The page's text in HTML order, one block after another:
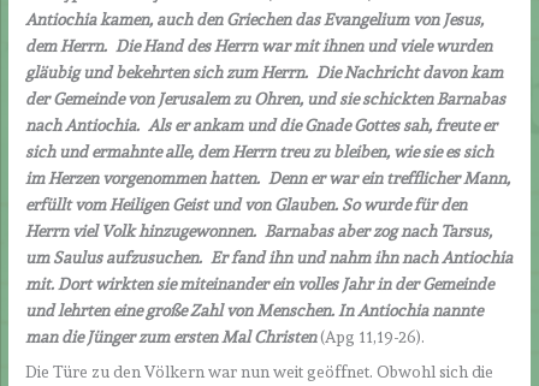
Antiochia kamen, auch den Griechen das Evangelium von Jesus,
dem Herrn. Die Hand des Herrn war mit ihnen und viele wurden
gläubig und bekehrten sich zum Herrn. Die Nachricht davon kam
der Gemeinde von Jerusalem zu Ohren, und sie schickten Barnabas
nach Antiochia. Als er ankam und die Gnade Gottes sah, freute er
sich und ermahnte alle, dem Herrn treu zu bleiben, wie sie es sich
im Herzen vorgenommen hatten. Denn er war ein trefflicher Mann,
erfüllt vom Heiligen Geist und von Glauben. So wurde für den
Herrn viel Volk hinzugewonnen. Barnabas aber zog nach Tarsus,
um Saulus aufzusuchen. Er fand ihn und nahm ihn nach Antiochia
mit. Dort wirkten sie miteinander ein volles Jahr in der Gemeinde
und lehrten eine große Zahl von Menschen. In Antiochia nannte
man die Jünger zum ersten Mal Christen(Apg 11,19-26).
Die Türe zu den Völkern war nun weit geöffnet. Obwohl sich die